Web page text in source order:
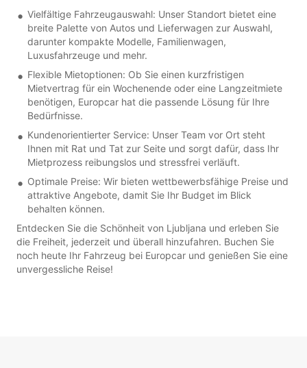
Vielfältige Fahrzeugauswahl: Unser Standort bietet eine
breite Palette von Autos und Lieferwagen zur Auswahl,
darunter kompakte Modelle, Familienwagen,
Luxusfahrzeuge und mehr.
Flexible Mietoptionen: Ob Sie einen kurzfristigen
Mietvertrag für ein Wochenende oder eine Langzeitmiete
benötigen, Europcar hat die passende Lösung für Ihre
Bedürfnisse.
Kundenorientierter Service: Unser Team vor Ort steht
Ihnen mit Rat und Tat zur Seite und sorgt dafür, dass Ihr
Mietprozess reibungslos und stressfrei verläuft.
Optimale Preise: Wir bieten wettbewerbsfähige Preise und
attraktive Angebote, damit Sie Ihr Budget im Blick
behalten können.
Entdecken Sie die Schönheit von Ljubljana und erleben Sie
die Freiheit, jederzeit und überall hinzufahren. Buchen Sie
noch heute Ihr Fahrzeug bei Europcar und genießen Sie eine
unvergessliche Reise!